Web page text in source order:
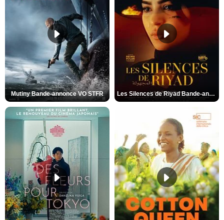
Mutiny Bande-annonce VO STFR Les Silences de Riyad Bande-annonce VO STFR